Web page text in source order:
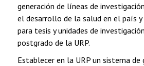
generación de líneas de
el desarrollo de la salud en el país
para tesis y unidades de
postgrado de la URP.
Establecer en la URP un sistema